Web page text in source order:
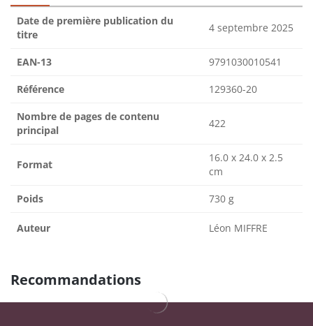
Date de première publication du
titre
4 septembre 2025
EAN-13 9791030010541
Référence 129360-20
Nombre de pages de contenu
principal
422
Format
16.0 x 24.0 x 2.5
cm
Poids 730 g
Auteur Léon MIFFRE
Recommandations